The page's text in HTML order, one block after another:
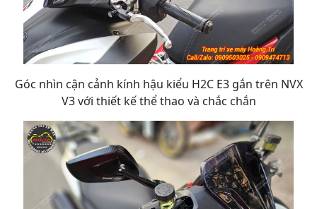
Góc nhìn cận cảnh kính hậu kiểu H2C E3 gắn trên NVX
V3 với thiết kế thể thao và chắc chắn